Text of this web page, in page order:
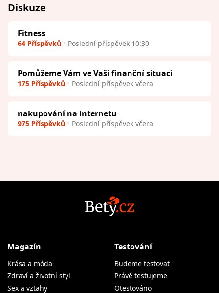
Diskuze
Fitness
64 Příspěvků Poslední příspěvek 10:30
Pomůžeme Vám ve Vaší finanční situaci
175 Příspěvků Poslední příspěvek včera
nakupování na internetu
975 Příspěvků Poslední příspěvek včera
Magazín
Krása a móda
Zdraví a životní styl
Sex a vztahy
Testování
Budeme testovat
Právě testujeme
Otestováno